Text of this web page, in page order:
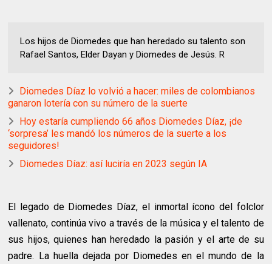
Los hijos de Diomedes que han heredado su talento son
Rafael Santos, Elder Dayan y Diomedes de Jesús. R
Diomedes Díaz lo volvió a hacer: miles de colombianos
ganaron lotería con su número de la suerte
Hoy estaría cumpliendo 66 años Diomedes Díaz, ¡de
‘sorpresa’ les mandó los números de la suerte a los
seguidores!
Diomedes Díaz: así luciría en 2023 según IA
El legado de Diomedes Díaz, el inmortal ícono del folclor
vallenato, continúa vivo a través de la música y el talento de
sus hijos, quienes han heredado la pasión y el arte de su
padre. La huella dejada por Diomedes en el mundo de la